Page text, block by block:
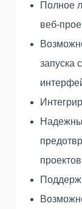
Полное
веб-
запуска